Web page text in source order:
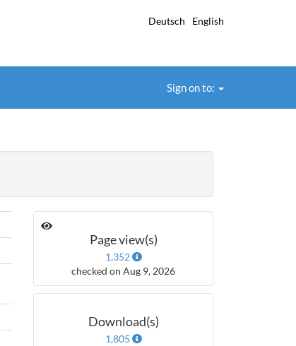
Deutsch English
Sign on to:
Page view(s)
1,352
checked on Aug 9, 2026
Download(s)
1,805